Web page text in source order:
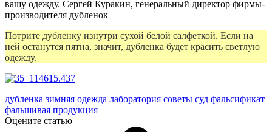
вашу одежду. Сергей Куракин, генеральный директор фирмы-
производителя дубленок
Потрите дубленку изнутри сухой белой салфеткой. Если на
ней останутся пятна, значит, дубленка будет красить светлую
одежду.
дубленка зимняя одежда лаборатория советы суд фальсификат
фальшивая продукция
Оцените статью